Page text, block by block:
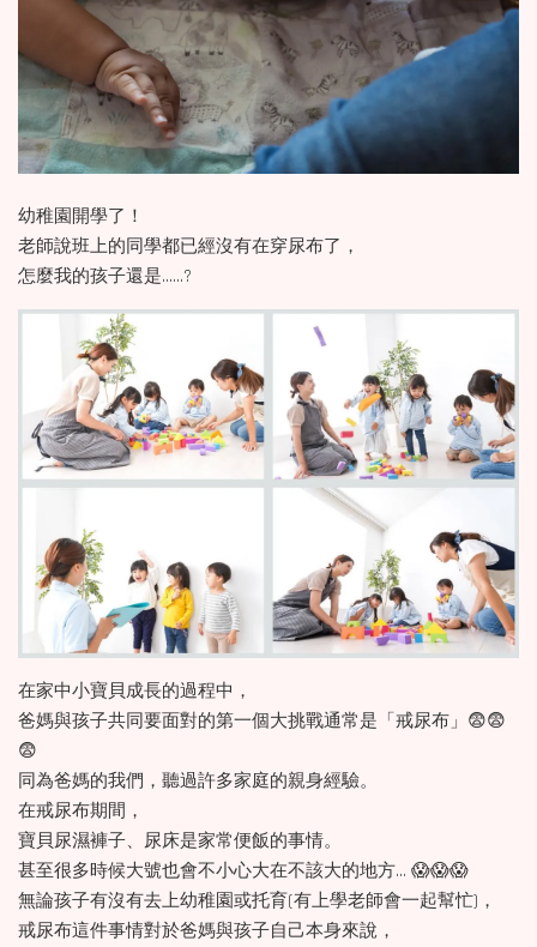
幼稚園開學了！
老師說班上的同學都已經沒有在穿尿布了，
怎麼我的孩子還是……?
在家中小寶貝成長的過程中，
爸媽與孩子共同要面對的第一個大挑戰通常是「戒尿布」😨😨
😨
同為爸媽的我們，聽過許多家庭的親身經驗。
在戒尿布期間，
寶貝尿濕褲子、尿床是家常便飯的事情。
甚至很多時候大號也會不小心大在不該大的地方… 😱😱😱
無論孩子有沒有去上幼稚園或托育(有上學老師會一起幫忙)，
戒尿布這件事情對於爸媽與孩子自己本身來說，